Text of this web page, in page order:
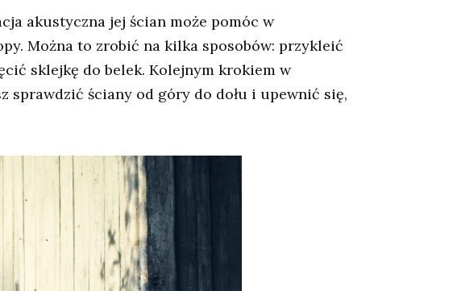
akustyczna jej ścian może pomóc w
Można to zrobić na kilka sposobów: przykleić
sklejkę do belek. Kolejnym krokiem w
sprawdzić ściany od góry do dołu i upewnić się,